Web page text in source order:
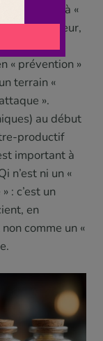
reviendrait à «
» à l’intérieur,
« prévention »
terrain «
».
au début
productif
important à
n’est ni un «
: c’est un
en
comme un «